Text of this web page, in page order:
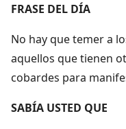
FRASE DEL DÍA
No hay que temer a
aquellos que tienen
cobardes para
SABÍA USTED QUE